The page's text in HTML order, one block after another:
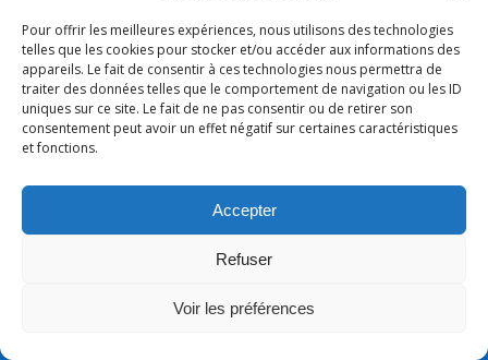
Pour offrir les meilleures expériences, nous utilisons des technologies
telles que les cookies pour stocker et/ou accéder aux informations des
appareils. Le fait de consentir à ces technologies nous permettra de
traiter des données telles que le comportement de navigation ou les ID
uniques sur ce site. Le fait de ne pas consentir ou de retirer son
consentement peut avoir un effet négatif sur certaines caractéristiques
et fonctions.
Accepter
Refuser
Voir les préférences